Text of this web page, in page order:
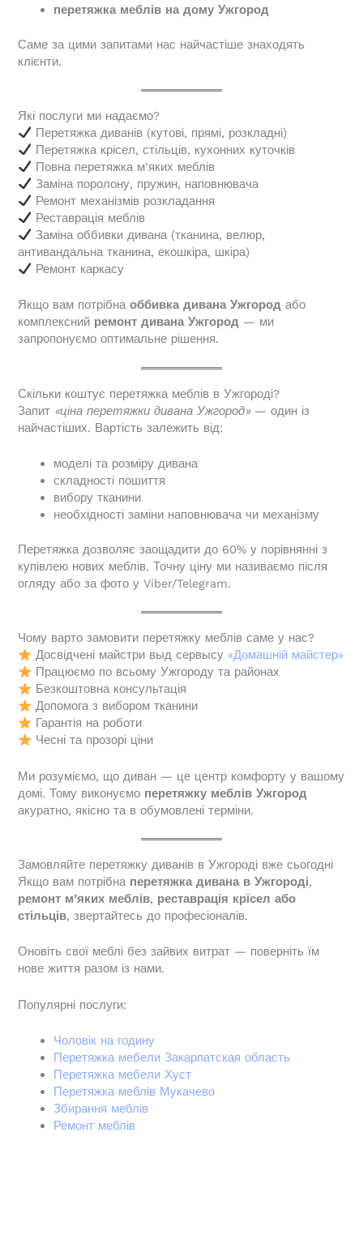
перетяжка меблів на дому Ужгород
Саме за цими запитами нас найчастіше знаходять
клієнти.
Які послуги ми надаємо?
Перетяжка диванів (кутові, прямі, розкладні)
Перетяжка крісел, стільців, кухонних куточків
Повна перетяжка м’яких меблів
Заміна поролону, пружин, наповнювача
Ремонт механізмів розкладання
Реставрація меблів
Заміна оббивки дивана (тканина, велюр,
антивандальна тканина, екошкіра, шкіра)
Ремонт каркасу
Якщо вам потрібнаоббивка дивана Ужгород або
комплексний ремонт дивана Ужгород — ми
запропонуємо оптимальне рішення.
Скільки коштує перетяжка меблів в Ужгороді?
Запит «ціна перетяжки дивана Ужгород» — один із
найчастіших. Вартість залежить від:
моделі та розміру дивана
складності пошиття
вибору тканини
необхідності заміни наповнювача чи механізму
Перетяжка дозволяє заощадити до 60% у порівнянні з
купівлею нових меблів. Точну ціну ми називаємо після
огляду або за фото у Viber/Telegram.
Чому варто замовити перетяжку меблів саме у нас?
Досвідчені майстри выд сервысу «Домашній майстер»
Працюємо по всьому Ужгороду та районах
Безкоштовна консультація
Допомога з вибором тканини
Гарантія на роботи
Чесні та прозорі ціни
Ми розуміємо, що диван — це центр комфорту у вашому
домі. Тому виконуємо перетяжку меблів Ужгород
акуратно, якісно та в обумовлені терміни.
Замовляйте перетяжку диванів в Ужгороді вже сьогодні
Якщо вам потрібна перетяжка дивана в Ужгороді,
ремонт м’яких меблів, реставрація крісел або
стільців, звертайтесь до професіоналів.
Оновіть свої меблі без зайвих витрат — поверніть їм
нове життя разом із нами.
Популярні послуги:
Чоловік на годину
Перетяжка мебели Закарпатская область
Перетяжка мебели Хуст
Перетяжка меблів Мукачево
Збирання меблів
Ремонт меблів